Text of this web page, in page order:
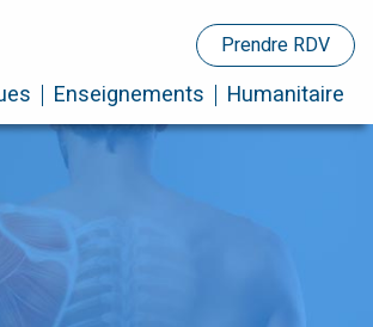
Prendre RDV
Enseignements Humanitaire